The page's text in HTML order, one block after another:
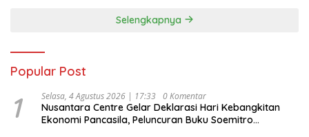
Selengkapnya
Popular Post
1 Selasa, 4 Agustus 2026 | 17:33 0 Komentar
Nusantara Centre Gelar Deklarasi Hari Kebangkitan
Ekonomi Pancasila, Peluncuran Buku Soemitro